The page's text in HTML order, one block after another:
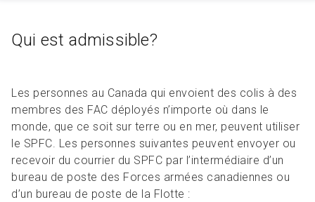
Qui est admissible?
Les personnes au Canada qui envoient des colis à des
membres des FAC déployés n’importe où dans le
monde, que ce soit sur terre ou en mer, peuvent utiliser
le SPFC. Les personnes suivantes peuvent envoyer ou
recevoir du courrier du SPFC par l’intermédiaire d’un
bureau de poste des Forces armées canadiennes ou
d’un bureau de poste de la Flotte :